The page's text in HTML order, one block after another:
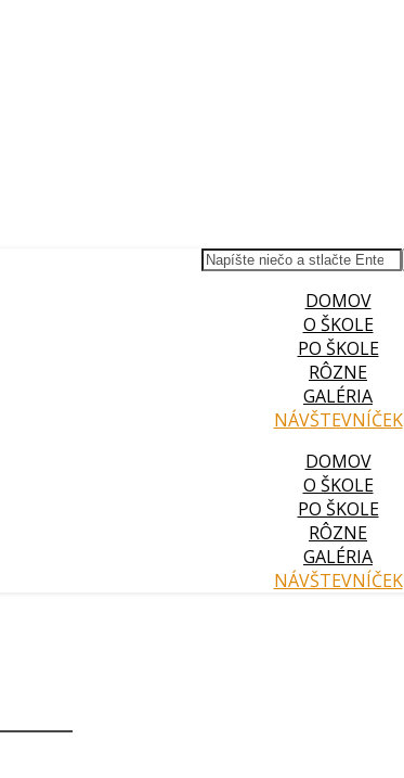
DOMOV
O ŠKOLE
PO ŠKOLE
RÔZNE
GALÉRIA
NÁVŠTEVNÍČEK
DOMOV
O ŠKOLE
PO ŠKOLE
RÔZNE
GALÉRIA
NÁVŠTEVNÍČEK